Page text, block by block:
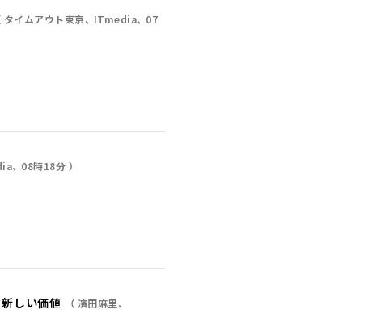
タイムアウト東京 ITmedia
07
08時18分
しい価値
濱田麻里